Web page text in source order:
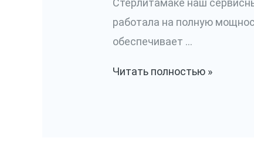
Стерлитамаке наш
работала на полную
обеспечивает …
Прошивка
Читать полностью »